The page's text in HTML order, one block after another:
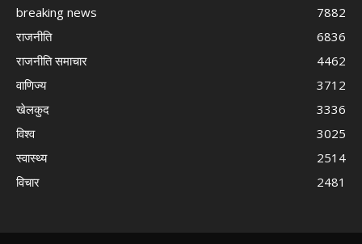
breaking news
7882
राजनीति
6836
राजनीति समाचार
4462
वाणिज्य
3712
खेलकुद
3336
विश्व
3025
स्वास्थ्य
2514
विचार
2481